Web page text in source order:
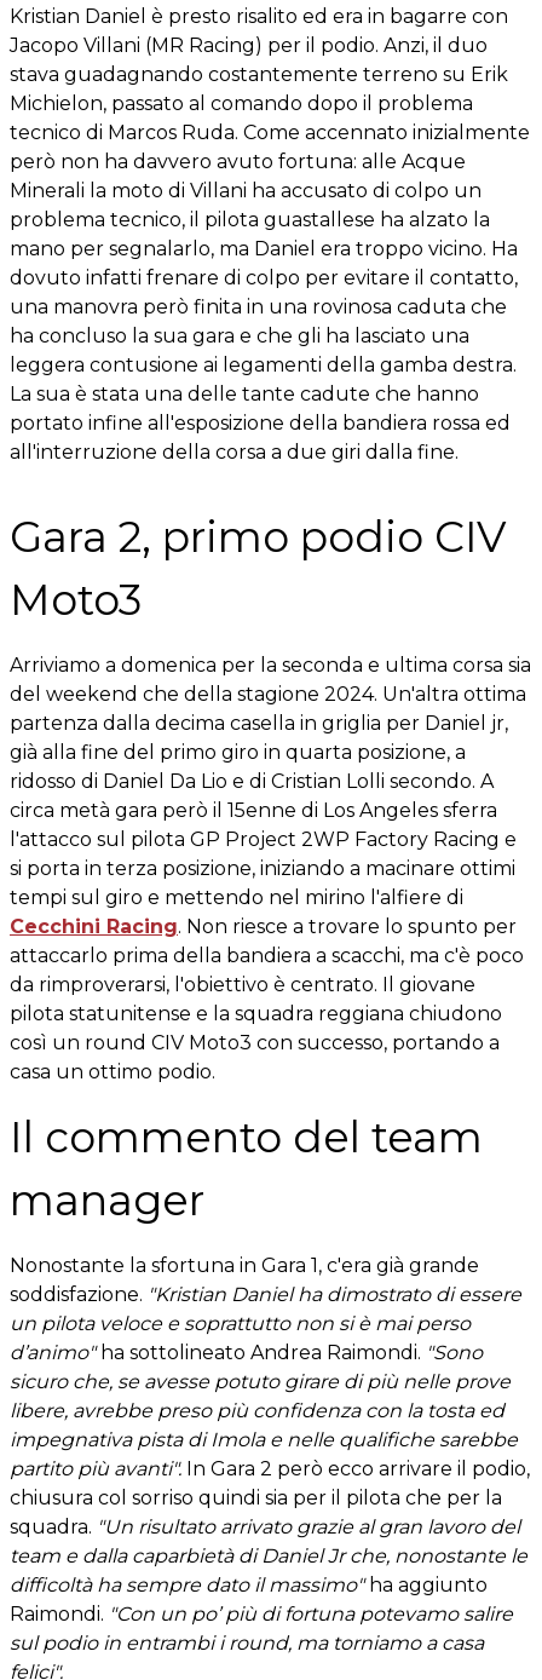
Kristian Daniel è presto risalito ed era in bagarre con
Jacopo Villani (MR Racing) per il podio. Anzi, il duo
stava guadagnando costantemente terreno su Erik
Michielon, passato al comando dopo il problema
tecnico di Marcos Ruda. Come accennato inizialmente
però non ha davvero avuto fortuna: alle Acque
Minerali la moto di Villani ha accusato di colpo un
problema tecnico, il pilota guastallese ha alzato la
mano per segnalarlo, ma Daniel era troppo vicino. Ha
dovuto infatti frenare di colpo per evitare il contatto,
una manovra però finita in una rovinosa caduta che
ha concluso la sua gara e che gli ha lasciato una
leggera contusione ai legamenti della gamba destra.
La sua è stata una delle tante cadute che hanno
portato infine all'esposizione della bandiera rossa ed
all'interruzione della corsa a due giri dalla fine.
Gara 2, primo podio CIV
Moto3
Arriviamo a domenica per la seconda e ultima corsa sia
del weekend che della stagione 2024. Un'altra ottima
partenza dalla decima casella in griglia per Daniel jr,
già alla fine del primo giro in quarta posizione, a
ridosso di Daniel Da Lio e di Cristian Lolli secondo. A
circa metà gara però il 15enne di Los Angeles sferra
l'attacco sul pilota GP Project 2WP Factory Racing e
si porta in terza posizione, iniziando a macinare ottimi
tempi sul giro e mettendo nel mirino l'alfiere di
Cecchini Racing. Non riesce a trovare lo spunto per
attaccarlo prima della bandiera a scacchi, ma c'è poco
da rimproverarsi, l'obiettivo è centrato. Il giovane
pilota statunitense e la squadra reggiana chiudono
così un round CIV Moto3 con successo, portando a
casa un ottimo podio.
Il commento del team
manager
Nonostante la sfortuna in Gara 1, c'era già grande
soddisfazione. "Kristian Daniel ha dimostrato di essere
un pilota veloce e soprattutto non si è mai perso
d’animo"ha sottolineato Andrea Raimondi. "Sono
sicuro che, se avesse potuto girare di più nelle prove
libere, avrebbe preso più confidenza con la tosta ed
impegnativa pista di Imola e nelle qualifiche sarebbe
partito più avanti". In Gara 2 però ecco arrivare il podio,
chiusura col sorriso quindi sia per il pilota che per la
squadra. "Un risultato arrivato grazie al gran lavoro del
team e dalla caparbietà di Daniel Jr che, nonostante le
difficoltà ha sempre dato il massimo"ha aggiunto
Raimondi. "Con un po’ più di fortuna potevamo salire
sul podio in entrambi i round, ma torniamo a casa
felici".